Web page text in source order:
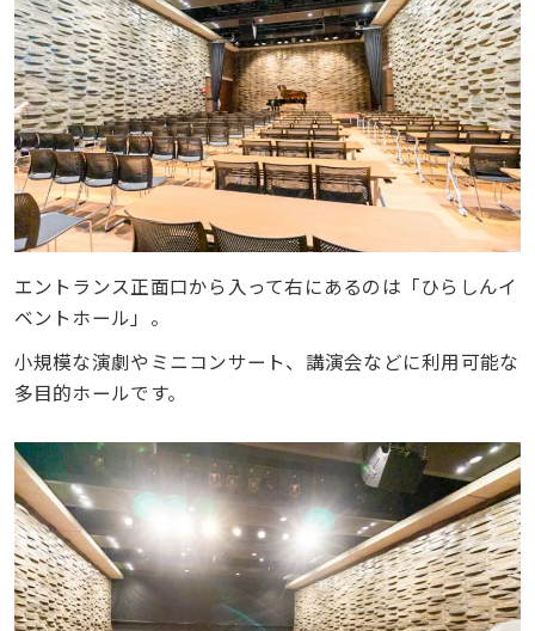
エントランス正面口から入って右にあるのは「ひらしんイ
ベントホール」。
小規模な演劇やミニコンサート、講演会などに利用可能な
多目的ホールです。